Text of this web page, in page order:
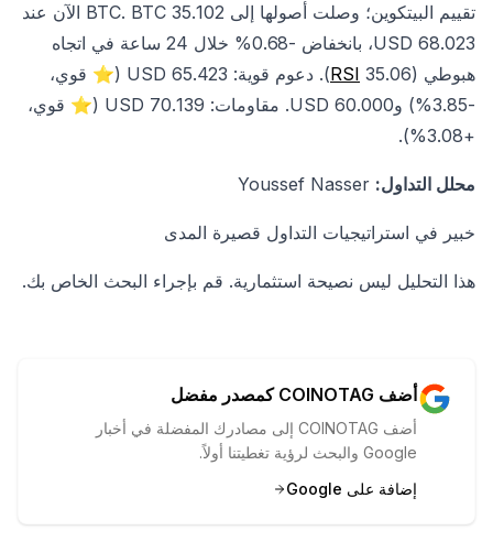
تقييم البيتكوين؛ وصلت أصولها إلى 35.102 BTC. BTC الآن عند
68.023 USD، بانخفاض -0.68% خلال 24 ساعة في اتجاه
هبوطي (
RSI
35.06). دعوم قوية: 65.423 USD (⭐ قوي،
-3.85%) و60.000 USD. مقاومات: 70.139 USD (⭐ قوي،
+3.08%).
محلل التداول:
خبير في استراتيجيات التداول قصيرة المدى
هذا التحليل ليس نصيحة استثمارية. قم بإجراء البحث الخاص بك.
أضف COINOTAG كمصدر مفضل
أضف COINOTAG إلى مصادرك المفضلة في أخبار
Google والبحث لرؤية تغطيتنا أولاً.
إضافة على Google